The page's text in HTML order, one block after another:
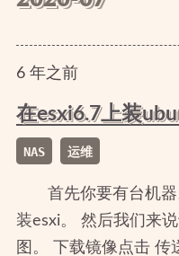
6年之前
在esxi6.7上装
NAS 运维
首先你要有台机
装esxi。 然后我们来
图。 下载镜像点击 传